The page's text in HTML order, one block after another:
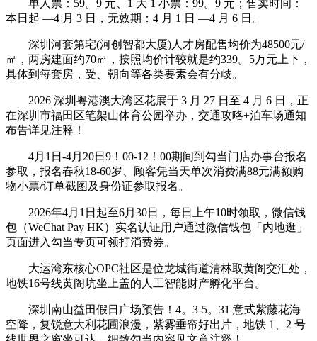
单人票：59。9 元、1 大 1 小票：99。9 元；售卖时间：
本日起 —4 月 3 日，无效期：4 月 1 日 —4 月 6 日。
深圳河套第宅(河创智都大厦)人才房配售均价为48500元/
㎡，两房建面约70㎡，按照均价计较就是约339。5万元上下，
具体到每套房，受、朝向等各类要素会有分歧。
2026 深圳粤港澳大湾区花展于 3 月 27 日至 4 月 6 日，正
在深圳市福田区笔架山体育公园举办，交通攻略+泊车场通知
布告详见注释！
4月1日-4月20日9！00-12！00期间到勾当门店办事台报名
参取，报名春秋18-60岁、顾客凭当天单次消费满88元满额购
物小票/订单截图及身份证参取报名。
2026年4月1日起至6月30日，每日上午10时领取，微信钱
包（WeChat Pay HK）实名认证用户通过微信钱包「内地逛」
页面进入勾当专页可领打消费券。
大运湾东核心OPC社区是位龙城街道清林取黄阁交汇处，
地铁16号线黄阁坑坐上盖的人工智能财产孵化平台。
深圳南山益田假日广场预告！4。3-5。31 意式紫藤花海
空降，复锐意大利花圃浪漫，紫雾垂帘好出片，地铁 1、2 号